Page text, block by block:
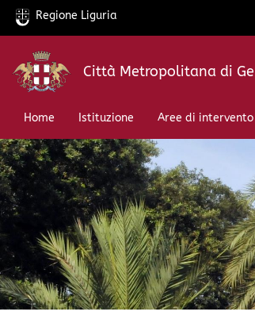
Salta
contenuto
Regione Liguria
Città Metropolitana di
Home
Istituzione Aree di intervento